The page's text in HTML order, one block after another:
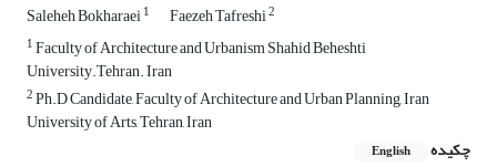
Saleheh Bokharaei1 Faezeh Tafreshi2
1Faculty of Architecture and Urbanism Shahid Beheshti
University.Tehran. Iran
2Ph.D Candidate, Faculty of Architecture and Urban Planning, Iran
University of Arts, Tehran, Iran
چکیده
English